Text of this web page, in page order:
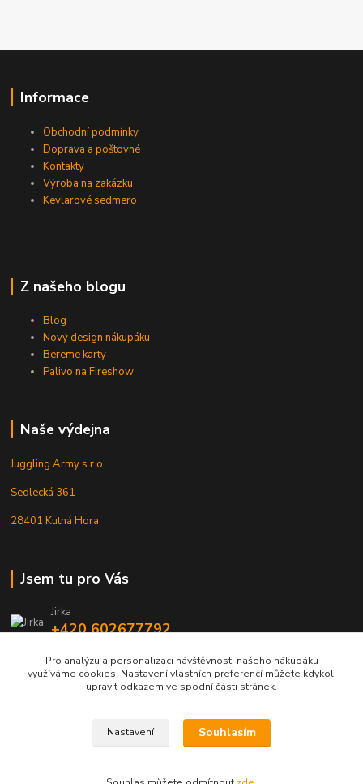
Informace
Obchodní podmínky
Doprava a poštovné
Kontakty
Výroba na zakázku
Kevlarové sedmero
Z našeho blogu
Blog
Nový design nákupáku
Bereme karty
Palivo na Fireshow
Naše výdejna
Juggling Army s.r.o.
Sedlecká 361
28401 Kutná Hora
Jsem tu pro Vás
Jirka
+420 602677792
info@jarmy.cz
Kopyrájt - Jarmy.cz
Pro analýzu a personalizaci návštěvnosti našeho nákupáku
využíváme cookies. Nastavení vlastních preferencí můžete kdykoli
upravit odkazem ve spodní části stránek.
Nastavení Souhlasím